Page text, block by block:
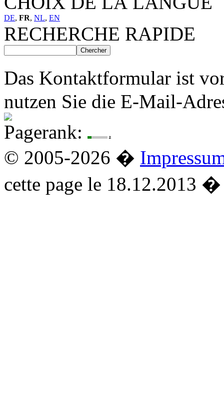
DE, FR, NL, EN
RECHERCHE RAPIDE
Das Kontaktformular ist
nutzen Sie die E-Mail-
Pagerank:
© 2005-2026 �
cette page le 18.12.2013